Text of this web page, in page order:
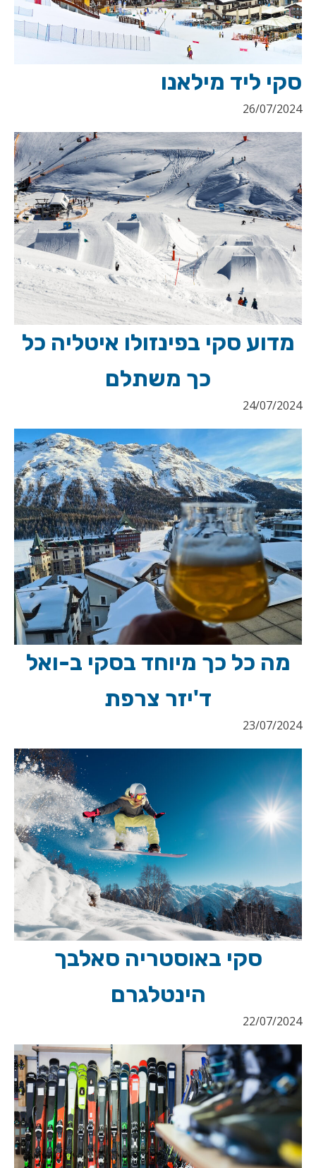
סקי ליד מילאנו
26/07/2024
מדוע סקי בפינזולו איטליה כל
כך משתלם
24/07/2024
מה כל כך מיוחד בסקי ב-ואל
ד'יזר צרפת
23/07/2024
סקי באוסטריה סאלבך
הינטלגרם
22/07/2024